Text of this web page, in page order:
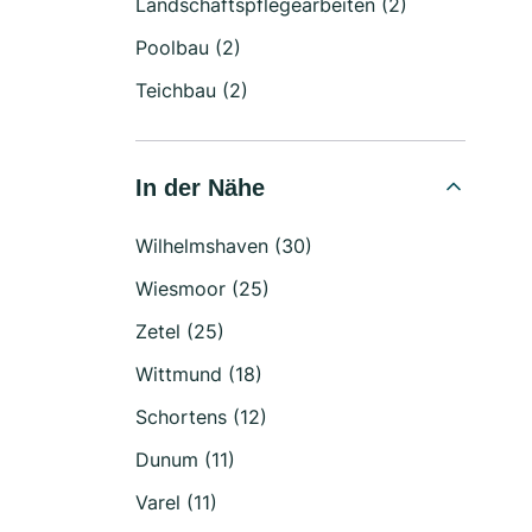
Landschaftspflegearbeiten (2)
Poolbau (2)
Teichbau (2)
In der Nähe
Wilhelmshaven (30)
Wiesmoor (25)
Zetel (25)
Wittmund (18)
Schortens (12)
Dunum (11)
Varel (11)